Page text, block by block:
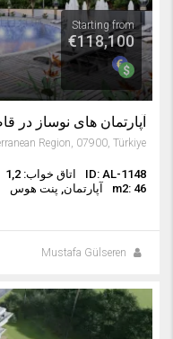
Starting from
€118,100
آپارتمان های نوساز در
ID: AL-1148 اتاق خواب: 1,2
m2: 46
آپارتمان, پنت هوس
Mustafa Gülseren